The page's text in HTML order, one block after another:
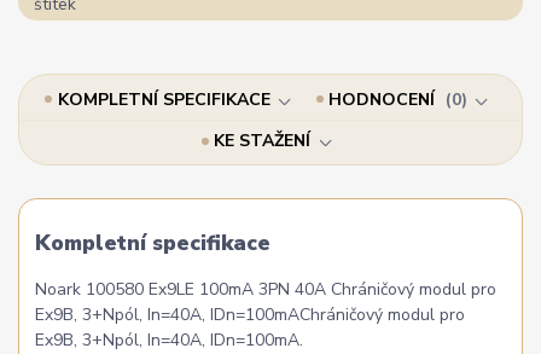
KOMPLETNÍ SPECIFIKACE HODNOCENÍ
0
KE STAŽENÍ
Kompletní specifikace
Noark 100580 Ex9LE 100mA 3PN 40A Chráničový modul pro
Ex9B, 3+Npól, In=40A, IDn=100mAChráničový modul pro
Ex9B, 3+Npól, In=40A, IDn=100mA.